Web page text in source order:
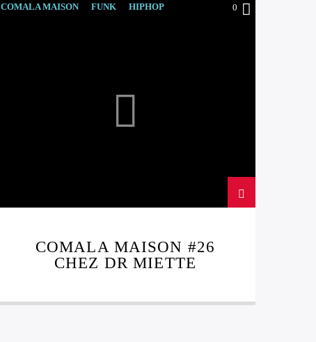
COMALA MAISON FUNK HIPHOP 0
COMALA MAISON #26
CHEZ DR MIETTE